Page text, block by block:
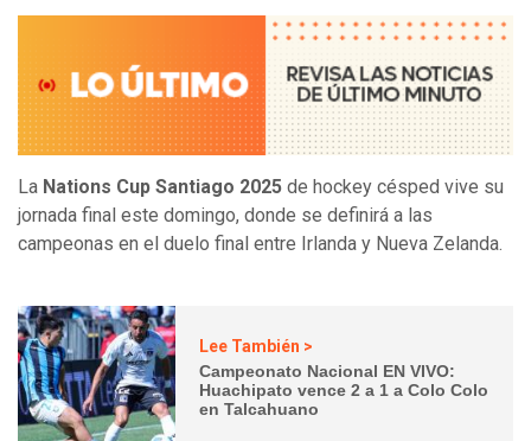
La Nations Cup Santiago 2025 de hockey césped vive su
jornada final este domingo, donde se definirá a las
campeonas en el duelo final entre Irlanda y Nueva Zelanda.
Lee También >
Campeonato Nacional EN VIVO:
Huachipato vence 2 a 1 a Colo Colo
en Talcahuano